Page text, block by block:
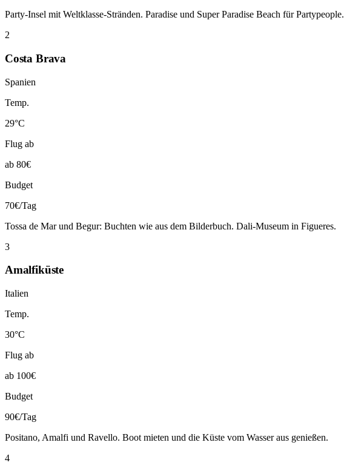
Party-Insel mit Weltklasse-Stränden. Paradise und Super Paradise Beach für Partypeople.
2
Costa Brava
Spanien
Temp.
29°C
Flug ab
ab 80€
Budget
70€/Tag
Tossa de Mar und Begur: Buchten wie aus dem Bilderbuch. Dali-Museum in Figueres.
3
Amalfiküste
Italien
Temp.
30°C
Flug ab
ab 100€
Budget
90€/Tag
Positano, Amalfi und Ravello. Boot mieten und die Küste vom Wasser aus genießen.
4